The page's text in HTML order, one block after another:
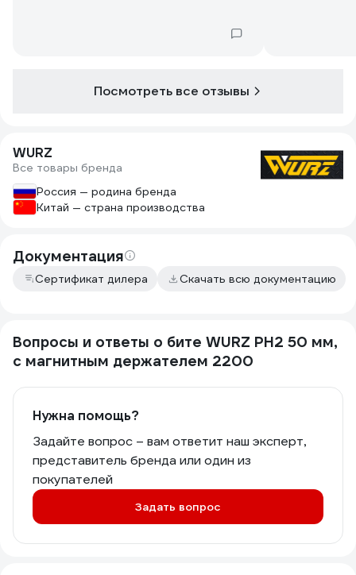
Посмотреть все отзывы
WURZ
Все товары бренда
Россия — родина бренда
Китай — страна производства
Документация
Сертификат дилера Скачать всю документацию
Вопросы и ответы о бите WURZ PH2 50 мм,
с магнитным держателем 2200
Нужна помощь?
Задайте вопрос – вам ответит наш эксперт,
представитель бренда или один из
покупателей
Задать вопрос